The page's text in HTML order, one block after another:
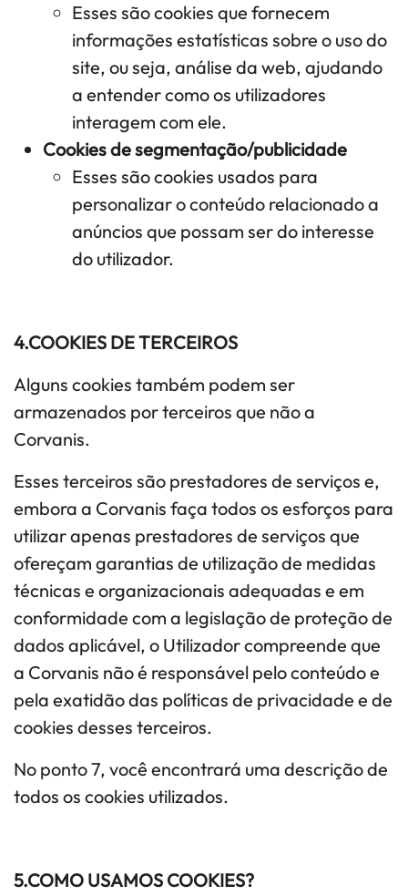
Esses são cookies que fornecem
informações estatísticas sobre o uso do
site, ou seja, análise da web, ajudando
a entender como os utilizadores
interagem com ele.
Cookies de segmentação/publicidade
Esses são cookies usados ​​para
personalizar o conteúdo relacionado a
anúncios que possam ser do interesse
do utilizador.
4.COOKIES DE TERCEIROS
Alguns cookies também podem ser
armazenados por terceiros que não a
Corvanis.
Esses terceiros são prestadores de serviços e,
embora a Corvanis faça todos os esforços para
utilizar apenas prestadores de serviços que
ofereçam garantias de utilização de medidas
técnicas e organizacionais adequadas e em
conformidade com a legislação de proteção de
dados aplicável, o Utilizador compreende que
a Corvanis não é responsável pelo conteúdo e
pela exatidão das políticas de privacidade e de
cookies desses terceiros.
No ponto 7, você encontrará uma descrição de
todos os cookies utilizados.
5.COMO USAMOS COOKIES?